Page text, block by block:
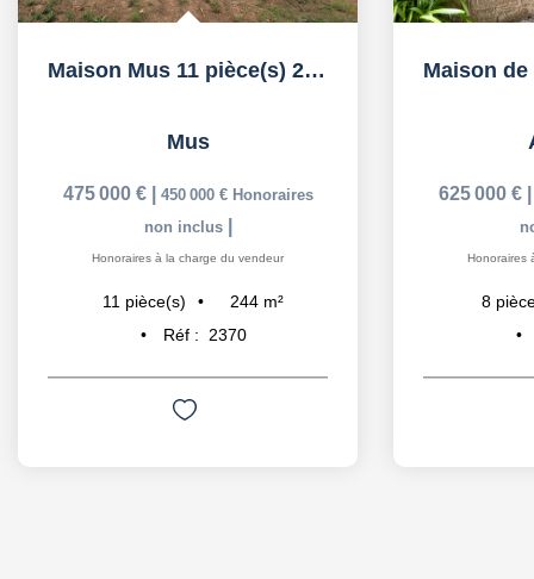
Maison Mus 11 pièce(s) 243.68 m2 sur une parcelle de 2485...
Mus
475 000 € 450 000 € Honoraires
non inclus
Honoraires à la charge du vendeur
11 pièce(s) 244 m²
Réf :
2370
625 000 €
Honoraires
8